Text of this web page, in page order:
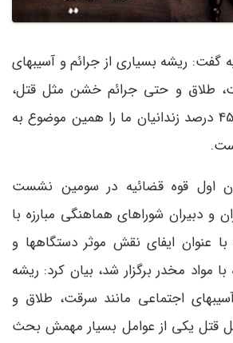
گفت: ریشه بسیاری از جرائم و آسیبهای
طلاق و حتی جرائم خشن مثل قتل،
بحث اعتیاد است و 45 درصد زندانیان ما را همین موضوع به
اول قوه قضائیه در سومین نشست
و دبیران شوراهای هماهنگی مبارزه با
عنوان ایفای نقش موثر دستگاهها و
با مواد مخدر برگزار شد، بیان کرد: ریشه
اجتماعی مانند سرقت، طلاق و
قتل یکی از عوامل بسیار مهمش بحث